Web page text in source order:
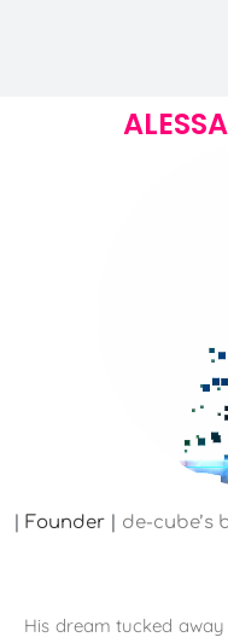
Founder| de-cube’s
His dream tucked